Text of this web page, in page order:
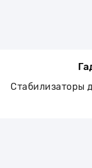
Стабилизаторы